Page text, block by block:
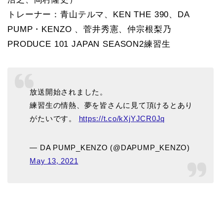
トレーナー：青山テルマ、KEN THE 390、DA
PUMP・KENZO 、菅井秀憲、仲宗根梨乃
PRODUCE 101 JAPAN SEASON2練習生
放送開始されました。
練習生の情熱、夢を皆さんに見て頂けるとあり
がたいです。 https://t.co/kXjYJCR0Jq
— DA PUMP_KENZO (@DAPUMP_KENZO)
May 13, 2021